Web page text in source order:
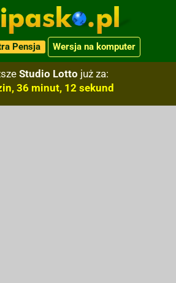
Pensja Wersja na komputer
Studio Lotto już za:
36 minut, 12 sekund